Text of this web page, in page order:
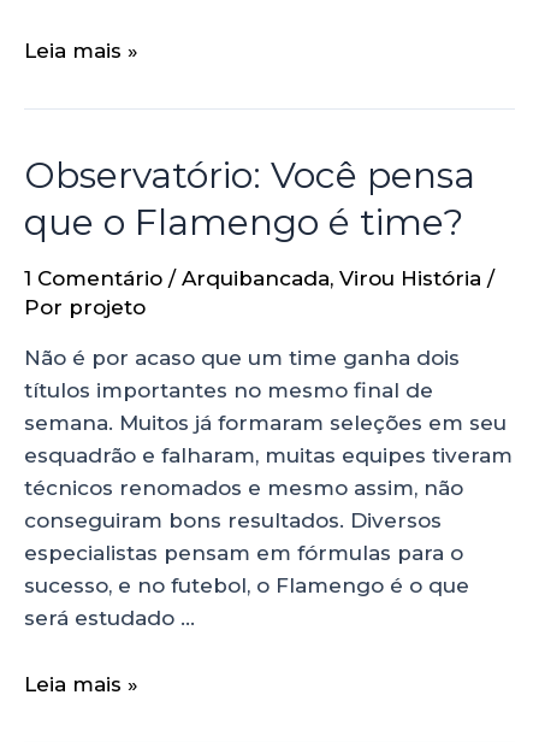
Leia mais »
Observatório: Você pensa
que o Flamengo é time?
1 Comentário / Arquibancada, Virou História /
Por projeto
Não é por acaso que um time ganha dois
títulos importantes no mesmo final de
semana. Muitos já formaram seleções em seu
esquadrão e falharam, muitas equipes tiveram
técnicos renomados e mesmo assim, não
conseguiram bons resultados. Diversos
especialistas pensam em fórmulas para o
sucesso, e no futebol, o Flamengo é o que
será estudado …
Leia mais »